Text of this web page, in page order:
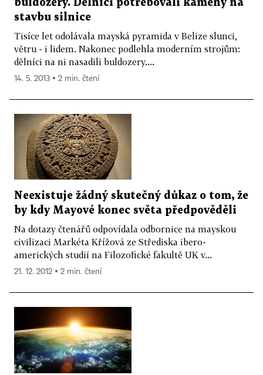
buldozery. Dělníci potřebovali kameny na
stavbu silnice
Tisíce let odolávala mayská pyramida v Belize slunci,
větru - i lidem. Nakonec podlehla moderním strojům:
dělníci na ni nasadili buldozery....
14. 5. 2013 ▪ 2 min. čtení
Neexistuje žádný skutečný důkaz o tom, že
by kdy Mayové konec světa předpověděli
Na dotazy čtenářů odpovídala odbornice na mayskou
civilizaci Markéta Křížová ze Střediska ibero-
amerických studií na Filozofické fakultě UK v...
21. 12. 2012 ▪ 2 min. čtení